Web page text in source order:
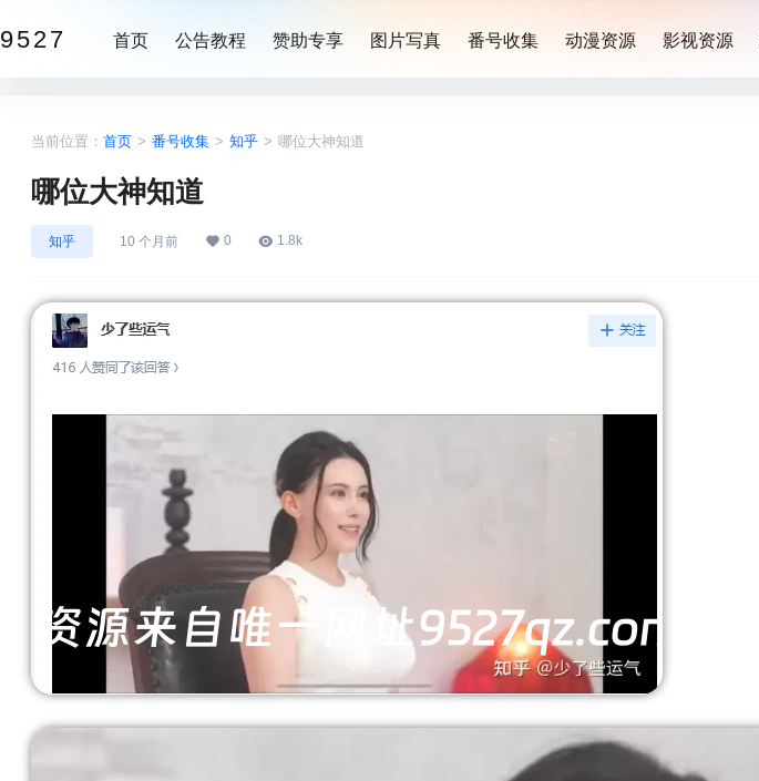
9527 首页 公告教程 赞助专享 图片写真 番号收集 动漫资源 影视资源
当前位置： 首页 > 番号收集 > 知乎 > 哪位大神知道
哪位大神知道
知乎 10 个月前 0 1.8k